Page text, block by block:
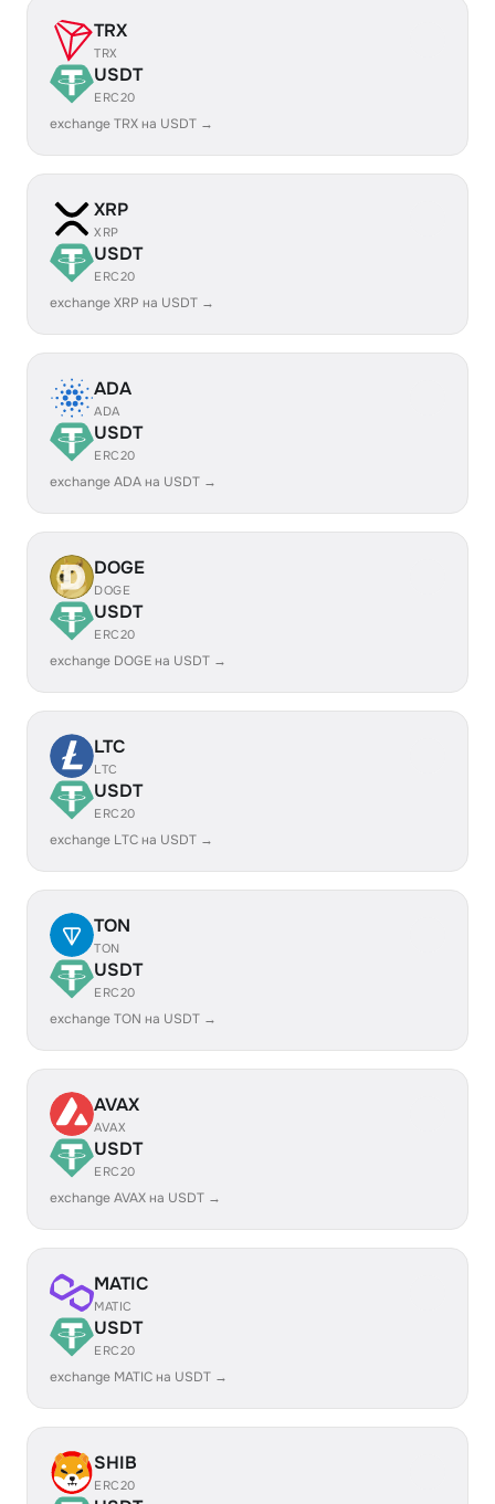
TRX
TRX
USDT
ERC20
exchange TRX на USDT →
XRP
XRP
USDT
ERC20
exchange XRP на USDT →
ADA
ADA
USDT
ERC20
exchange ADA на USDT →
DOGE
DOGE
USDT
ERC20
exchange DOGE на USDT →
LTC
LTC
USDT
ERC20
exchange LTC на USDT →
TON
TON
USDT
ERC20
exchange TON на USDT →
AVAX
AVAX
USDT
ERC20
exchange AVAX на USDT →
MATIC
MATIC
USDT
ERC20
exchange MATIC на USDT →
SHIB
ERC20